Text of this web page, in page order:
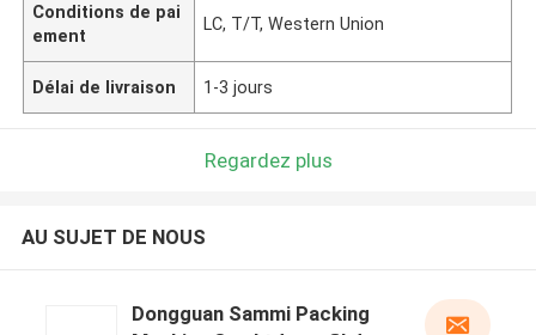
Conditions de pai
ement
LC, T/T, Western Union
Délai de livraison 1-3 jours
Regardez plus
AU SUJET DE NOUS
Dongguan Sammi Packing